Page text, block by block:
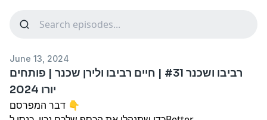
June 13, 2024
רביבו ושכנר #31 | חיים רביבו ולירן שכנר | פותחים
יורו 2024
דבר המפרסם 👇